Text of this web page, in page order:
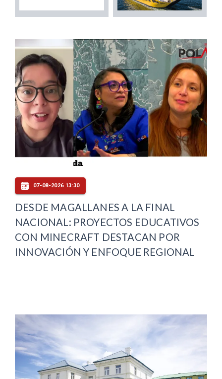
07-08-2026 13:30
DESDE MAGALLANES A LA FINAL
NACIONAL: PROYECTOS EDUCATIVOS
CON MINECRAFT DESTACAN POR
INNOVACIÓN Y ENFOQUE REGIONAL